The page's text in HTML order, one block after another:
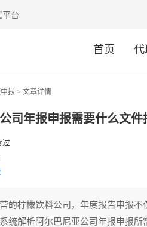
平台
首页 代
报 > 文章详情
司年报申报需要什么文件
过
的柠檬饮料公司，年度报告申报
统解析阿尔巴尼亚公司年报申报